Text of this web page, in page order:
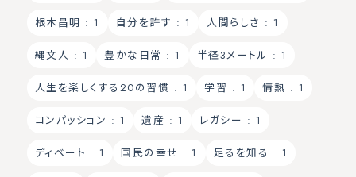
根本昌明 : 1 自分を許す : 1 人間らしさ : 1
縄文人 : 1 豊かな日常 : 1 半径3メートル : 1
人生を楽しくする20の習慣 : 1 学習 : 1 情熱 : 1
コンパッション : 1 遺産 : 1 レガシー : 1
ディベート : 1 国民の幸せ : 1 足るを知る : 1